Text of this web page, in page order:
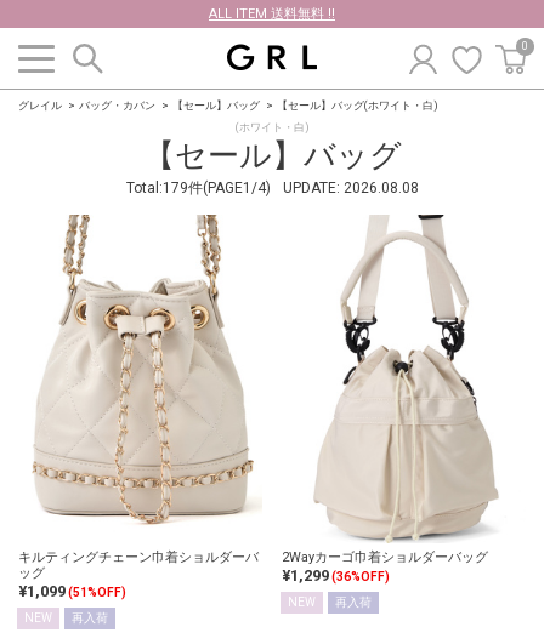
ALL ITEM 送料無料 !!
0
グレイル バッグ・カバン 【セール】バッグ 【セール】バッグ(ホワイト・白)
【セール】バッグ
(ホワイト・白)
Total:179件(PAGE1/4) UPDATE: 2026.08.08
キルティングチェーン巾着ショルダーバ
ッグ
¥1,099(51%OFF)
NEW
再入荷
2Wayカーゴ巾着ショルダーバッグ
¥1,299(36%OFF)
NEW
再入荷